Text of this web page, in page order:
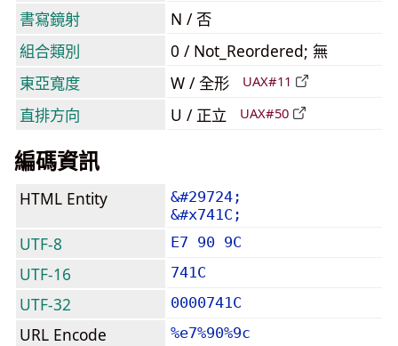
書寫鏡射
N / 否
組合類別
0 / Not_Reordered; 無
東亞寬度
W / 全形 UAX#11
直排方向 U / 正立 UAX#50
編碼資訊
HTML Entity
&#29724;
&#x741C;
UTF-8 E7 90 9C
UTF-16 741C
UTF-32 0000741C
URL Encode %e7%90%9c